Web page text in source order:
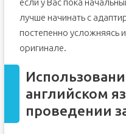
если у Вас пока
лучше начинать с
постепенно усложняясь
оригинале.
английском
проведении